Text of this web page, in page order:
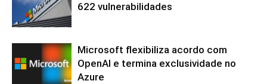
622 vulnerabilidades
Microsoft flexibiliza acordo com
OpenAI e termina exclusividade no
Azure